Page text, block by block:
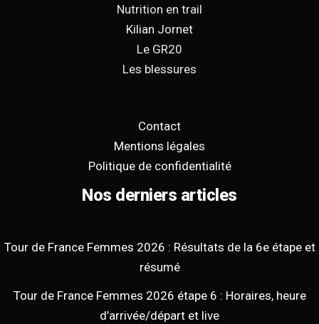
Nutrition en trail
Kilian Jornet
Le GR20
Les blessures
Contact
Mentions légales
Politique de confidentialité
Nos derniers articles
Tour de France Femmes 2026 : Résultats de la 6e étape et
résumé
Tour de France Femmes 2026 étape 6 : Horaires, heure
d’arrivée/départ et live